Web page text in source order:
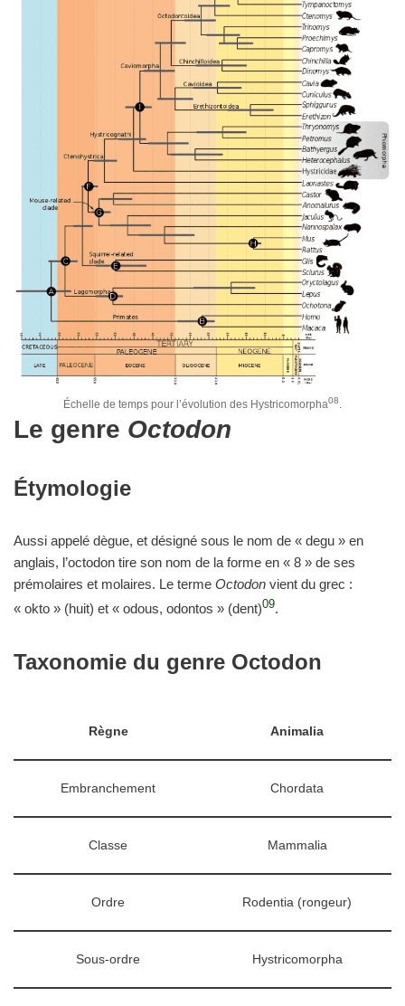
Échelle de temps pour l’évolution des Hystricomorpha08.
Le genre Octodon
Étymologie
Aussi appelé dègue, et désigné sous le nom de « degu » en
anglais, l’octodon tire son nom de la forme en « 8 » de ses
prémolaires et molaires. Le terme Octodon vient du grec :
« okto » (huit) et « odous, odontos » (dent)09.
Taxonomie du genre Octodon
Règne Animalia
Embranchement Chordata
Classe Mammalia
Ordre Rodentia (rongeur)
Sous-ordre Hystricomorpha